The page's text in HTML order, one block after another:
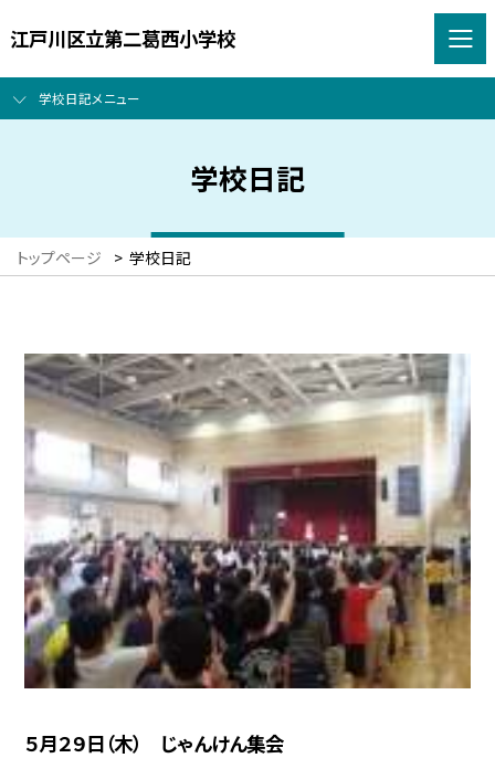
江戸川区立第二葛西小学校
学校日記メニュー
学校日記
トップページ > 学校日記
５月２９日（木） じゃんけん集会